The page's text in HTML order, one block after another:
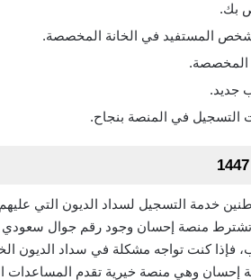
بك.
المستفيد في الخانة المخصصة.
المخصصة.
جديد.
التسجيل في المنصة بنجاح.
خدمة التسجيل لسداد الديون التي
تشترط منصة إحسان وجود رقم جوال
فإذا كنت تواجه مشكلة في سداد الديون
إحسان وهي منصة خيرية تقدم المساعدات